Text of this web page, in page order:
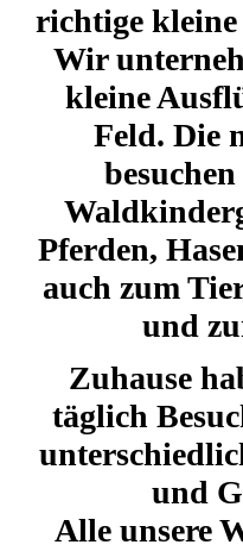
richtige
Wir
kleine
Feld. Die
Pferden,
auch zum
und
Zuhause
täglich
und
Alle unsere